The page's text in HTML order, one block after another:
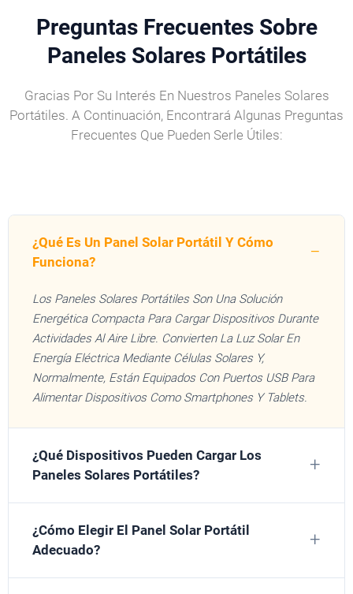
Preguntas Frecuentes Sobre
Paneles Solares Portátiles
Gracias Por Su Interés En Nuestros Paneles Solares
Portátiles. A Continuación, Encontrará Algunas Preguntas
Frecuentes Que Pueden Serle Útiles:
¿Qué Es Un Panel Solar Portátil Y Cómo
Funciona?
Los Paneles Solares Portátiles Son Una Solución
Energética Compacta Para Cargar Dispositivos Durante
Actividades Al Aire Libre. Convierten La Luz Solar En
Energía Eléctrica Mediante Células Solares Y,
Normalmente, Están Equipados Con Puertos USB Para
Alimentar Dispositivos Como Smartphones Y Tablets.
¿Qué Dispositivos Pueden Cargar Los
Paneles Solares Portátiles?
¿Cómo Elegir El Panel Solar Portátil
Adecuado?